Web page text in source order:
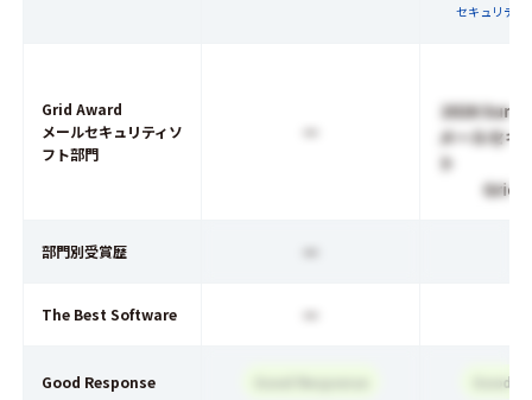
セキュリティ
Grid Award
メールセキュリティソ
フト部門
ー
2026
メールセキ
ト
Grid
部門別受賞歴 ー
The Best Software ー
Good Response Good